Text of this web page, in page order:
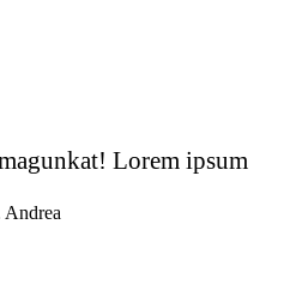
Lorem ipsum
Andrea